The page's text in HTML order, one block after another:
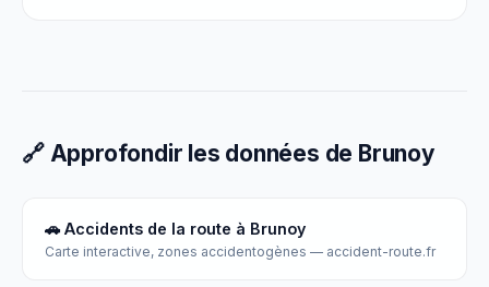
🔗 Approfondir les données de Brunoy
🚗 Accidents de la route à Brunoy
Carte interactive, zones accidentogènes — accident-route.fr